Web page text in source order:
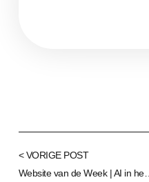
< VORIGE POST
Website van de Week | AI in het onderwijs | Van strategie tot praktijk – lees de driedelige serie